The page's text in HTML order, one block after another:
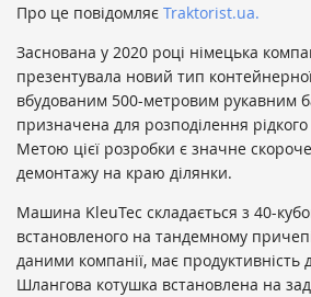
Про це повідомляє Traktorist.ua.
Заснована у 2020 році німецька
презентувала новий тип
вбудованим 500-метровим рукавним
призначена для розподілення
Метою цієї розробки є значне
демонтажу на краю ділянки.
Машина KleuTec складається з 40-
встановленого на тандемному
даними компанії, має продуктивність
Шлангова котушка встановлена ​​на